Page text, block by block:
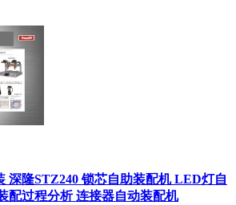
深隆STZ240 锁芯自助装配机 LED灯自
配过程分析 连接器自动装配机